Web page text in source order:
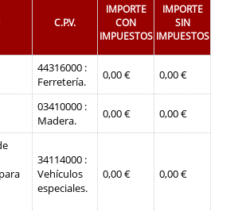
C.P.V.
IMPORTE
CON
IMPUESTOS
IMPORTE
SIN
IMPUESTOS
44316000 :
Ferretería.
0,00 € 0,00 €
03410000 :
Madera.
0,00 € 0,00 €
34114000 :
Vehículos
especiales.
0,00 € 0,00 €